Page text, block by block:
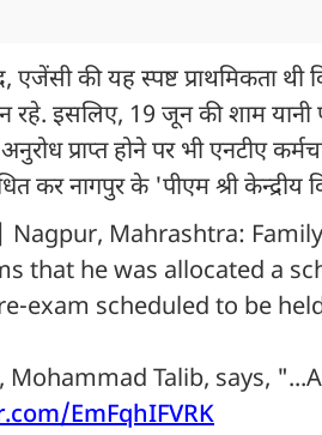
की यह स्पष्ट प्राथमिकता थी
रहे. इसलिए, 19 जून की शाम
प्राप्त होने पर भी एनटीए
कर नागपुर के 'पीएम श्री
| Nagpur, Mahrashtra:
that he was allocated a
exam scheduled to be
Mohammad Talib, says,
EmFqhIFVRK